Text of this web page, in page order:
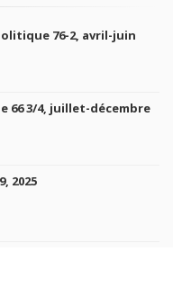
76-2, avril-juin
66 3/4, juillet-décembre
2025